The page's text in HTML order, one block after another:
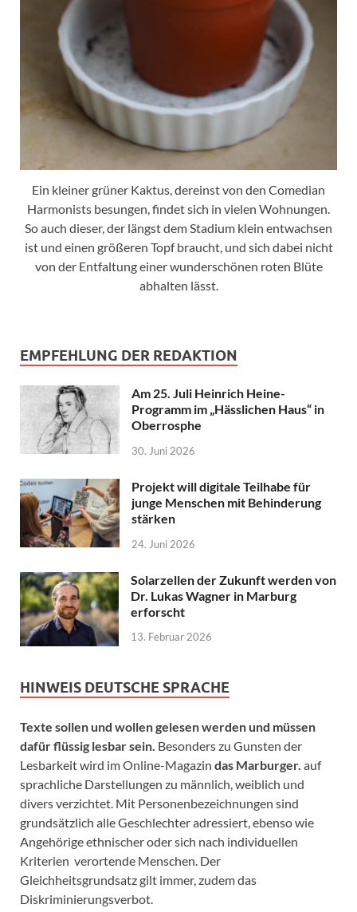
Ein kleiner grüner Kaktus, dereinst von den Comedian
Harmonists besungen, findet sich in vielen Wohnungen.
So auch dieser, der längst dem Stadium klein entwachsen
ist und einen größeren Topf braucht, und sich dabei nicht
von der Entfaltung einer wunderschönen roten Blüte
abhalten lässt.
EMPFEHLUNG DER REDAKTION
Am 25. Juli Heinrich Heine-
Programm im „Hässlichen Haus“ in
Oberrosphe
30. Juni 2026
Projekt will digitale Teilhabe für
junge Menschen mit Behinderung
stärken
24. Juni 2026
Solarzellen der Zukunft werden von
Dr. Lukas Wagner in Marburg
erforscht
13. Februar 2026
HINWEIS DEUTSCHE SPRACHE
Texte sollen und wollen gelesen werden und müssen
dafür flüssig lesbar sein. Besonders zu Gunsten der
Lesbarkeit wird im Online-Magazin das Marburger. auf
sprachliche Darstellungen zu männlich, weiblich und
divers verzichtet. Mit Personenbezeichnungen sind
grundsätzlich alle Geschlechter adressiert, ebenso wie
Angehörige ethnischer oder sich nach individuellen
Kriterien verortende Menschen. Der
Gleichheitsgrundsatz gilt immer, zudem das
Diskriminierungsverbot.